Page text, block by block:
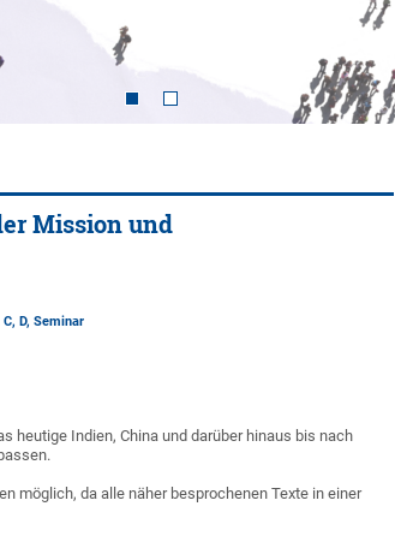
Mission und
D, Seminar
heutige Indien, China und darüber hinaus bis nach
möglich, da alle näher besprochenen Texte in einer